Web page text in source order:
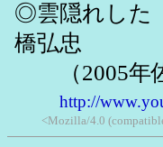
◎雲隠れした
橋弘忠
（2005年佐
http://
<Mozilla/4.0